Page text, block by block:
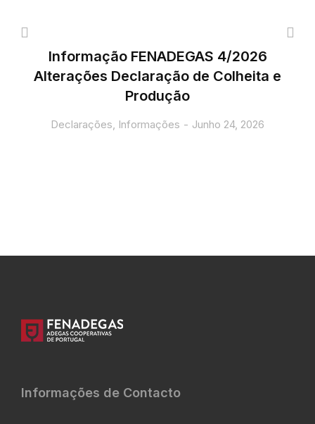
Informação FENADEGAS 4/2026
Alterações Declaração de Colheita e
Produção
Declarações, Informações Junho 24, 2026
Informações de Contacto